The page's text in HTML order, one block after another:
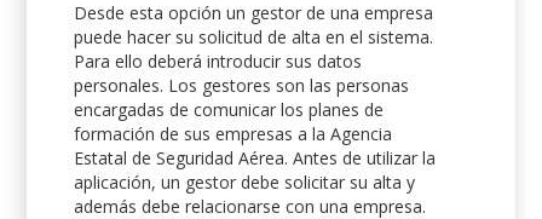
Desde esta opción un gestor de una empresa
puede hacer su solicitud de alta en el sistema.
Para ello deberá introducir sus datos
personales. Los gestores son las personas
encargadas de comunicar los planes de
formación de sus empresas a la Agencia
Estatal de Seguridad Aérea. Antes de utilizar la
aplicación, un gestor debe solicitar su alta y
además debe relacionarse con una empresa.